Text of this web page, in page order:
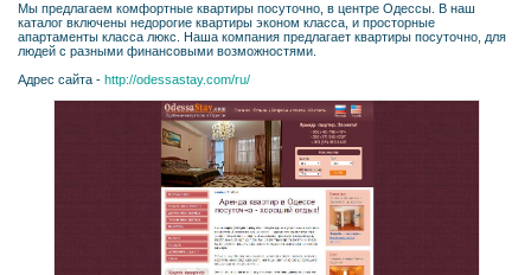
Мы предлагаем комфортные квартиры посуточно, в центре Одессы. В наш
каталог включены недорогие квартиры эконом класса, и просторные
апартаменты класса люкс. Наша компания предлагает квартиры посуточно, для
людей с разными финансовыми возможностями.
Адрес сайта - http://odessastay.com/ru/